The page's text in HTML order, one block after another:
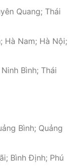
Quang; Thái
Hà Nam; Hà Nội;
Bình; Thái
Bình; Quảng
Bình Định; Phú